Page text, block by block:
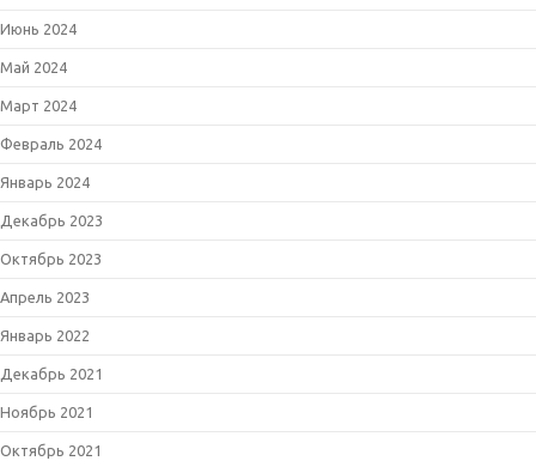
Июнь 2024
Май 2024
Март 2024
Февраль 2024
Январь 2024
Декабрь 2023
Октябрь 2023
Апрель 2023
Январь 2022
Декабрь 2021
Ноябрь 2021
Октябрь 2021